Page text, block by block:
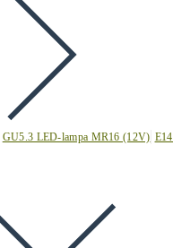
GU5.3 LED-lampa MR16 (12V)